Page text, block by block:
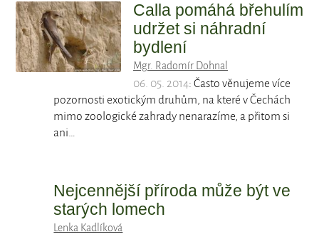
Calla pomáhá břehulím
udržet si náhradní
bydlení
Mgr. Radomír Dohnal
06. 05. 2014: Často věnujeme více
pozornosti exotickým druhům, na které v Čechách
mimo zoologické zahrady nenarazíme, a přitom si
ani…
Nejcennější příroda může být ve
starých lomech
Lenka Kadlíková